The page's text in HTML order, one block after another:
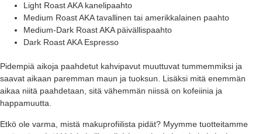
Light Roast AKA kanelipaahto
Medium Roast AKA tavallinen tai amerikkalainen paahto
Medium-Dark Roast AKA päivällispaahto
Dark Roast AKA Espresso
Pidempiä aikoja paahdetut kahvipavut muuttuvat tummemmiksi ja
saavat aikaan paremman maun ja tuoksun. Lisäksi mitä enemmän
aikaa niitä paahdetaan, sitä vähemmän niissä on kofeiinia ja
happamuutta.
Etkö ole varma, mistä makuprofiilista pidät? Myymme tuotteitamme